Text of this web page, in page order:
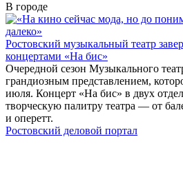
В городе
Ростовский музыкальный театр
концертами «На бис»
Очередной сезон Музыкального
грандиозным представлением,
июля. Концерт «На бис» в двух
творческую палитру театра — от
и оперетт.
Ростовский деловой портал